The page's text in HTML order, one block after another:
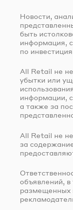
Новости,
быть
информация,
по
All Retail не
убытки или
информации,
а также за
All Retail не
за
объявлений,
размещенных